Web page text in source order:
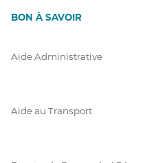
BON À SAVOIR
Aide Administrative
Aide au Transport